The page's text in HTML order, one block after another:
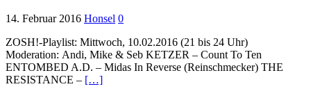
14. Februar 2016 Honsel 0
ZOSH!-Playlist: Mittwoch, 10.02.2016 (21 bis 24 Uhr)
Moderation: Andi, Mike & Seb KETZER – Count To Ten
ENTOMBED A.D. – Midas In Reverse (Reinschmecker) THE
RESISTANCE – […]